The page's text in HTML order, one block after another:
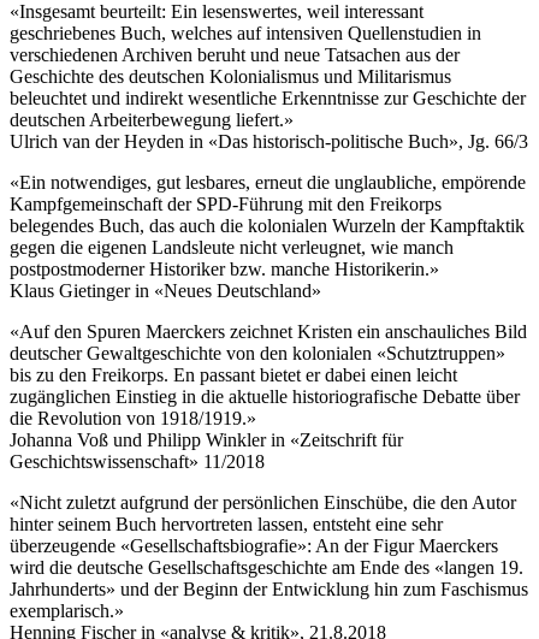
«Insgesamt beurteilt: Ein lesenswertes, weil interessant
geschriebenes Buch, welches auf intensiven Quellenstudien in
verschiedenen Archiven beruht und neue Tatsachen aus der
Geschichte des deutschen Kolonialismus und Militarismus
beleuchtet und indirekt wesentliche Erkenntnisse zur Geschichte der
deutschen Arbeiterbewegung liefert.»
Ulrich van der Heyden in «Das historisch-politische Buch», Jg. 66/3
«Ein notwendiges, gut lesbares, erneut die unglaubliche, empörende
Kampfgemeinschaft der SPD-Führung mit den Freikorps
belegendes Buch, das auch die kolonialen Wurzeln der Kampftaktik
gegen die eigenen Landsleute nicht verleugnet, wie manch
postpostmoderner Historiker bzw. manche Historikerin.»
Klaus Gietinger in «Neues Deutschland»
«Auf den Spuren Maerckers zeichnet Kristen ein anschauliches Bild
deutscher Gewaltgeschichte von den kolonialen «Schutztruppen»
bis zu den Freikorps. En passant bietet er dabei einen leicht
zugänglichen Einstieg in die aktuelle historiografische Debatte über
die Revolution von 1918/1919.»
Johanna Voß und Philipp Winkler in «Zeitschrift für
Geschichtswissenschaft» 11/2018
«Nicht zuletzt aufgrund der persönlichen Einschübe, die den Autor
hinter seinem Buch hervortreten lassen, entsteht eine sehr
überzeugende «Gesellschaftsbiografie»: An der Figur Maerckers
wird die deutsche Gesellschaftsgeschichte am Ende des «langen 19.
Jahrhunderts» und der Beginn der Entwicklung hin zum Faschismus
exemplarisch.»
Henning Fischer in «analyse & kritik», 21.8.2018